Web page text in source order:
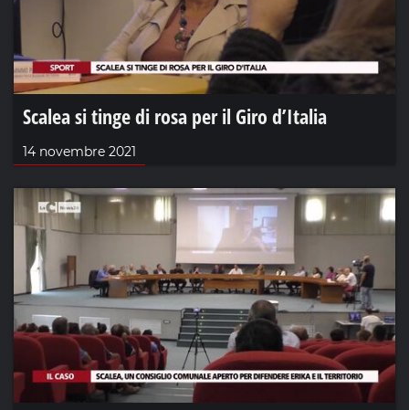
Scalea si tinge di rosa per il Giro d’Italia
14 novembre 2021